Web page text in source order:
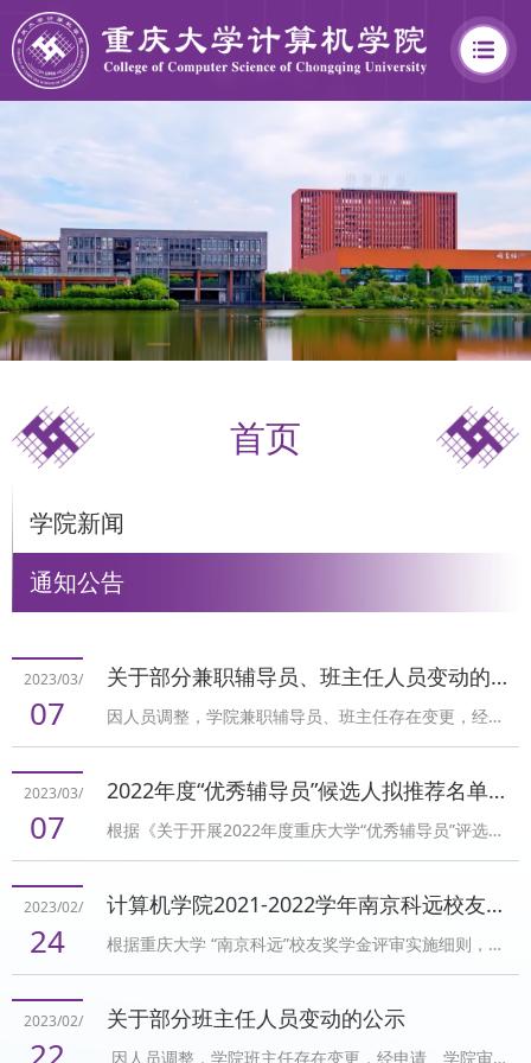
学
院
首页
学院新闻
通知公告
2023/03/
07
关于部分兼职辅导员、班主任人员变动的公示
因人员调整，学院兼职辅导员、班主任存在变更，经申
请、学院审核，现将部分人员变动情况进行公示。拟聘
员，何婧媛担任2021级计算机科学与技术专业1班、2班
班主任。公示时间：3月7日——3月9日公示要求：公示
期内如有异议，请向学院学生工作办公室（电话：023-
事求是，真实具体。计算机学院学生工作办公室2023年
3月7
2023/03/
07
2022年度“优秀辅导员”候选人拟推荐名单公示
根据《关于开展2022年度重庆大学“优秀辅导员”评选工
作的通知》相关要求，本着公开公正的原则，经学院党
学“优秀辅导员”。公示时间：3月7日——3月9日公示要
求：公示期内如有异议，请向学院学生工作办公室（电
话：023-65103012）反映，反映人应真实姓名、反映
室2023年3月7
2023/02/
24
计算机学院2021-2022学年南京科远校友奖学金评选公示
根据重庆大学 “南京科远”校友奖学金评审实施细则，通
过学生本人书面申请并提供相关材料，学院评审后提出
研究生：李丽、李德辉、靳晓东本科生：李新浩、谭诗
婷、李佳明公示时间：2月24日－2月28日公示要求：公
2023/02/
22
关于部分班主任人员变动的公示
因人员调整，学院班主任存在变更，经申请、学院审